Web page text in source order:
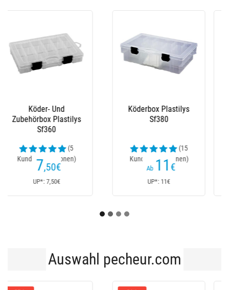
Köderdose Und
Zubehör Plastilys
10
UP*: 10€
Kasten Für Zubehör
Kundenrezensionen)
Ab 4,70
UP*: 4,70€
Auswahl pecheur.com